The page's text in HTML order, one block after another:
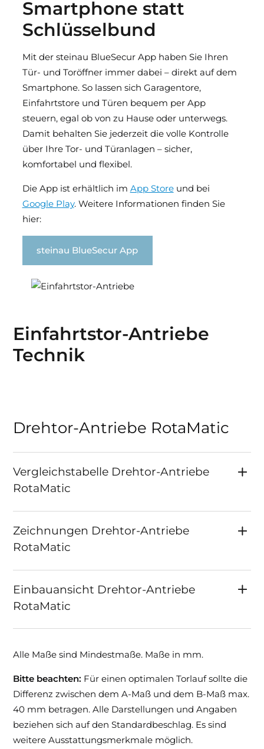
Smartphone statt
Schlüsselbund
Mit der steinau BlueSecur App haben Sie Ihren
Tür- und Toröffner immer dabei – direkt auf dem
Smartphone. So lassen sich Garagentore,
Einfahrtstore und Türen bequem per App
steuern, egal ob von zu Hause oder unterwegs.
Damit behalten Sie jederzeit die volle Kontrolle
über Ihre Tor- und Türanlagen – sicher,
komfortabel und flexibel.
Die App ist erhältlich im App Storeund bei
Google Play. Weitere Informationen finden Sie
hier:
steinau BlueSecur App
Einfahrtstor-Antriebe
Technik
Drehtor-Antriebe RotaMatic
Vergleichstabelle Drehtor-Antriebe
RotaMatic
Zeichnungen Drehtor-Antriebe
RotaMatic
Einbauansicht Drehtor-Antriebe
RotaMatic
Alle Maße sind Mindestmaße. Maße in mm.
Bitte beachten: Für einen optimalen Torlauf sollte die
Differenz zwischen dem A-Maß und dem B-Maß max.
40 mm betragen. Alle Darstellungen und Angaben
beziehen sich auf den Standardbeschlag. Es sind
weitere Ausstattungsmerkmale möglich.